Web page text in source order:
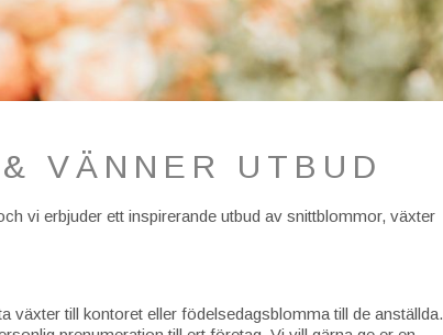
VÄNNER UTBUD
vi erbjuder ett inspirerande utbud av snittblommor, växter
växter till kontoret eller födelsedagsblomma till de anställda.